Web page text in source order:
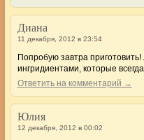
Диана
11 декабря, 2012 в 23:54
Попробую завтра
ингридиентами, которые
Ответить на комментарий →
Юлия
12 декабря, 2012 в 00:02